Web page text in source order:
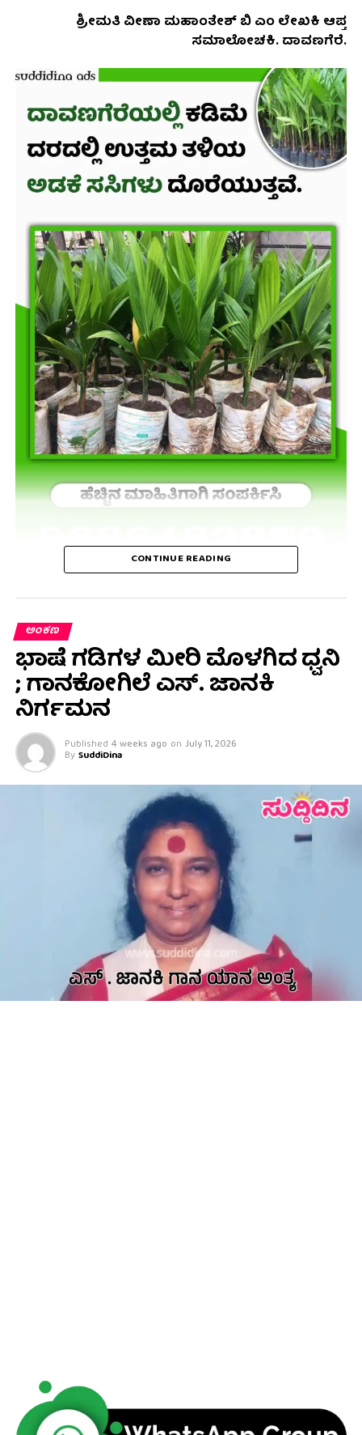
ಶ್ರೀಮತಿ ವೀಣಾ ಮಹಾಂತೇಶ್ ಬಿ ಎಂ ಲೇಖಕಿ ಆಪ್ತ
ಸಮಾಲೋಚಕಿ. ದಾವಣಗೆರೆ.
CONTINUE READING
ಅಂಕಣ
ಭಾಷೆ ಗಡಿಗಳ ಮೀರಿ ಮೊಳಗಿದ ಧ್ವನಿ
; ಗಾನಕೋಗಿಲೆ ಎಸ್. ಜಾನಕಿ
ನಿರ್ಗಮನ
Published 4 weeks ago on July 11, 2026
By SuddiDina